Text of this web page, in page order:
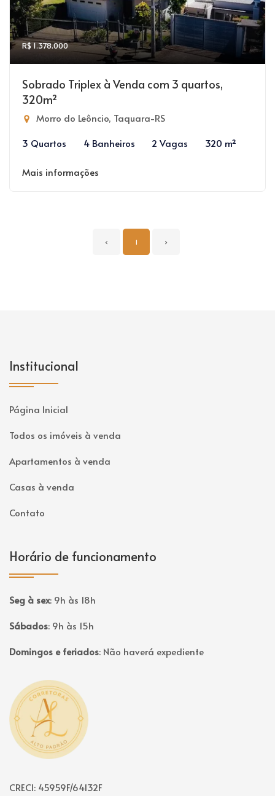
R$ 1.378.000
Sobrado Triplex à Venda com 3 quartos,
320m²
Morro do Leôncio, Taquara-RS
3 Quartos
4 Banheiros 2 Vagas 320 m²
Mais informações
‹ 1 ›
Institucional
Página Inicial
Todos os imóveis à venda
Apartamentos à venda
Casas à venda
Contato
Horário de funcionamento
Seg à sex: 9h às 18h
Sábados: 9h às 15h
Domingos e feriados: Não haverá expediente
Página inicial
CRECI: 45959F/64132F